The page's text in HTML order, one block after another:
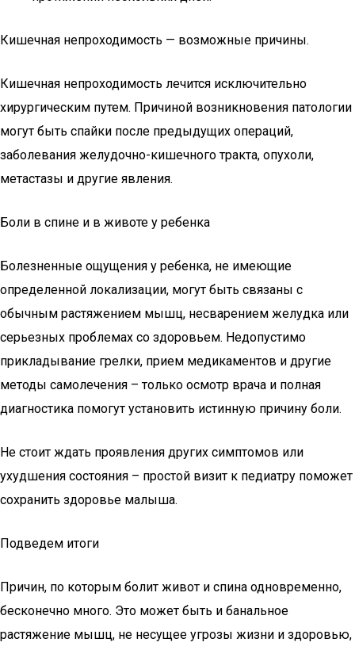
Кишечная непроходимость — возможные причины.
Кишечная непроходимость лечится исключительно
хирургическим путем. Причиной возникновения патологии
могут быть спайки после предыдущих операций,
заболевания желудочно-кишечного тракта, опухоли,
метастазы и другие явления.
Боли в спине и в животе у ребенка
Болезненные ощущения у ребенка, не имеющие
определенной локализации, могут быть связаны с
обычным растяжением мышц, несварением желудка или
серьезных проблемах со здоровьем. Недопустимо
прикладывание грелки, прием медикаментов и другие
методы самолечения – только осмотр врача и полная
диагностика помогут установить истинную причину боли.
Не стоит ждать проявления других симптомов или
ухудшения состояния – простой визит к педиатру поможет
сохранить здоровье малыша.
Подведем итоги
Причин, по которым болит живот и спина одновременно,
бесконечно много. Это может быть и банальное
растяжение мышц, не несущее угрозы жизни и здоровью,